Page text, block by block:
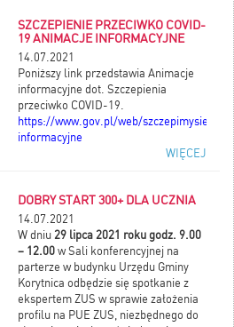
termin końcowy NSP 2021, ale
kontakt od rachmistrza oznacza, że
nie można już czekać dłużej i należy
spisać się z jego pomocą.
Osoby, do których rachmistrz jeszcze
nie dotarł, powinny z kolei pamiętać,
że wygodniej spisać się samemu i
warto to zrobić jak najszybciej.
obowiązku.
SZCZEPIENIE PRZECIWKO COVID-
19 ANIMACJE INFORMACYJNE
14.07.2021
Poniższy link przedstawia Animacje
informacyjne dot. Szczepienia
przeciwko COVID-19.
https://www.gov.pl/web/szczepimysie/
informacyjne
WIĘCEJ
DOBRY START 300+ DLA UCZNIA
14.07.2021
W dniu29 lipca 2021 roku godz. 9.00
– 12.00 w Sali konferencyjnej na
parterze w budynku Urzędu Gminy
Korytnica odbędzie się spotkanie z
ekspertem ZUS w sprawie założenia
profilu na PUE ZUS, niezbędnego do